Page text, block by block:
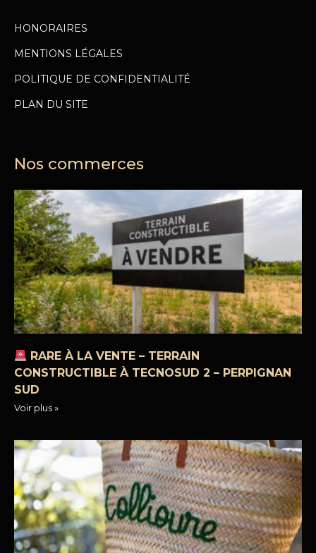
HONORAIRES
MENTIONS LÉGALES
POLITIQUE DE CONFIDENTIALITÉ
PLAN DU SITE
Nos commerces
RARE À LA VENTE – TERRAIN
CONSTRUCTIBLE À TECNOSUD 2 – PERPIGNAN
SUD
Voir plus »